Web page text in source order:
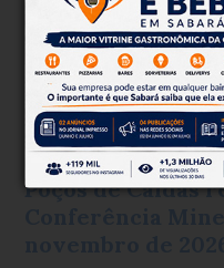
Coluna MG Há 1 semana
Poços de Caldas